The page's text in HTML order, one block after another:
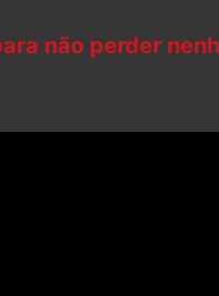
não perder